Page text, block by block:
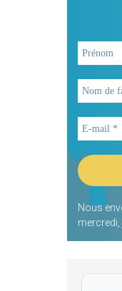
Nous
mercredi,